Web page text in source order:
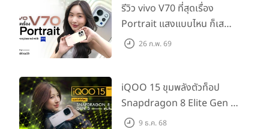
บทสรุป (Wrap Up)
รีวิว vivo V70 ที่สุดเรื่อง
Portrait แสงแบบไหน ก็เส
กช็อตให้สวยได้!
26 ก.พ. 69
iQOO 15 ขุมพลังตัวท็อป
Snapdragon 8 Elite Gen 5
เล่นลื่นทุกเกม!
9 ธ.ค. 68